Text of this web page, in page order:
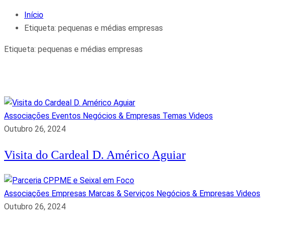
Início
Etiqueta: pequenas e médias empresas
Etiqueta: pequenas e médias empresas
Associações Eventos Negócios & Empresas Temas Videos
Outubro 26, 2024
Visita do Cardeal D. Américo Aguiar
Associações Empresas Marcas & Serviços Negócios & Empresas Videos
Outubro 26, 2024